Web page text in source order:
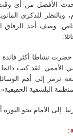
الأفضل من أي
للذكرى
وصف أحد الرفاق
نشاطا أكثر فائدة
الأممي. لقد كنت
ترمز إلى أهم
البلشفية الحقيقية».
إلى الأمام نحو الثورة